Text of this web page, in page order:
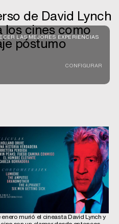
LAS MEJORES EXPERIENCIAS
CONFIGURAR
de David Lynch
los cines como
póstumo
murió el cineasta David Lynch y